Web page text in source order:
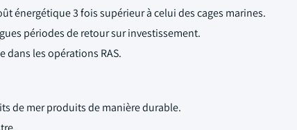
énergétique 3 fois supérieur à celui des cages marines.
périodes de retour sur investissement.
les opérations RAS.
de mer produits de manière durable.